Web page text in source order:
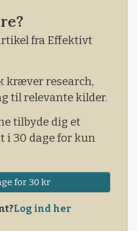
hvor man altså har
Koks anmodning.
fra Effektivt
kræver research,
til relevante kilder.
tilbyde dig et
i 30 dage for kun
for 30 kr
Log ind her